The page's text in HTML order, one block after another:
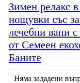
Зимен релакс
нощувки със
лечебни вани
от Семеен
Баните
Няма зададени